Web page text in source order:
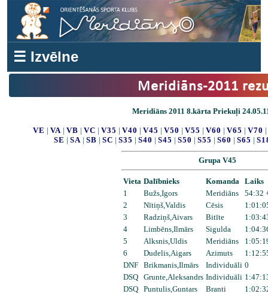
☰ Izvēlne
Meridiāns-2011
Meridiāns 2011 8.kārta Priekuļi
VE | VA | VB | VC | V35 | V40 | V45 | V50 | V55 | V60 | V65 | V70 |
SE | SA| SB | SC | S35 | S40 | S45 | S50 | S55 | S60 | S65 |
Grupa V45
Vieta Dalībnieks Komanda
Laiks
1
Bužs,Igors Meridiāns
54:32
2
Nītiņš,Valdis Cēsis
3
Radziņš,Aivars Bitīte
4
Limbēns,Ilmārs Sigulda
5
Alksnis,Uldis Meridiāns
6
Dudelis,Aigars Azimuts
DNF
Brikmanis,Ilmārs Individuāli 0
DSQ
Grunte,Aleksandrs Individuāli
DSQ
Puntulis,Guntars Branti